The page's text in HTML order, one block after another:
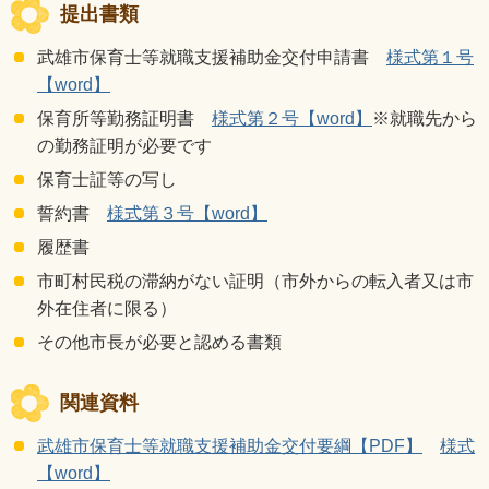
提出書類
武雄市保育士等就職支援補助金交付申請書 様式第１号
【word】
保育所等勤務証明書 様式第２号【word】
※就職先から
の勤務証明が必要です
保育士証等の写し
誓約書 様式第３号【word】
履歴書
市町村民税の滞納がない証明（市外からの転入者又は市
外在住者に限る）
その他市長が必要と認める書類
関連資料
武雄市保育士等就職支援補助金交付要綱【PDF】
様式
【word】